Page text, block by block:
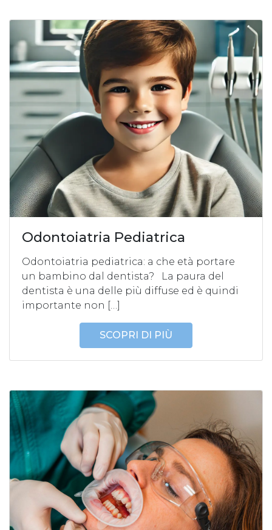
Odontoiatria Pediatrica
Odontoiatria pediatrica: a che età portare
un bambino dal dentista? La paura del
dentista è una delle più diffuse ed è quindi
importante non […]
SCOPRI DI PIÙ